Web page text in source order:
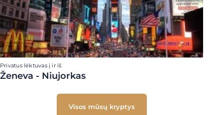
Privatus lėktuvas į ir iš
Ženeva - Niujorkas
Visos mūsų kryptys